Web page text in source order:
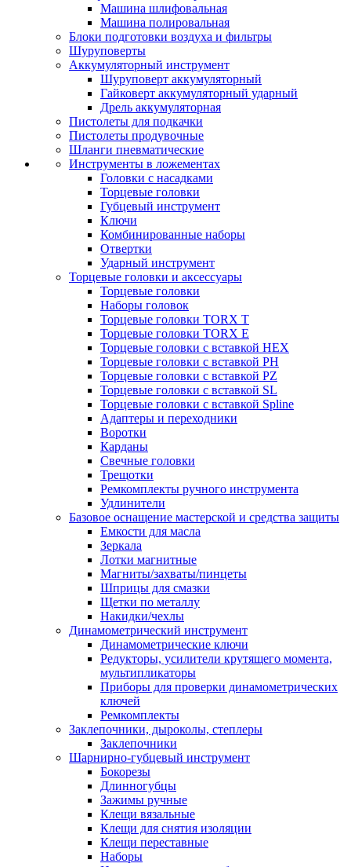
Машина шлифовальная
Машина полировальная
Блоки подготовки воздуха и фильтры
Шуруповерты
Аккумуляторный инструмент
Шуруповерт аккумуляторный
Гайковерт аккумуляторный ударный
Дрель аккумуляторная
Пистолеты для подкачки
Пистолеты продувочные
Шланги пневматические
Инструменты в ложементах
Головки с насадками
Торцевые головки
Губцевый инструмент
Ключи
Комбинированные наборы
Отвертки
Ударный инструмент
Торцевые головки и аксессуары
Торцевые головки
Наборы головок
Торцевые головки TORX T
Торцевые головки TORX Е
Торцевые головки с вставкой HEX
Торцевые головки с вставкой PH
Торцевые головки с вставкой PZ
Торцевые головки с вставкой SL
Торцевые головки с вставкой Spline
Адаптеры и переходники
Воротки
Карданы
Свечные головки
Трещотки
Ремкомплекты ручного инструмента
Удлинители
Базовое оснащение мастерской и средства защиты
Емкости для масла
Зеркала
Лотки магнитные
Магниты/захваты/пинцеты
Шприцы для смазки
Щетки по металлу
Накидки/чехлы
Динамометрический инструмент
Динамометрические ключи
Редукторы, усилители крутящего момента,
мультипликаторы
Приборы для проверки динамометрических
ключей
Ремкомплекты
Заклепочники, дыроколы, степлеры
Заклепочники
Шарнирно-губцевый инструмент
Бокорезы
Длинногубцы
Зажимы ручные
Клещи вязальные
Клещи для снятия изоляции
Клещи переставные
Наборы